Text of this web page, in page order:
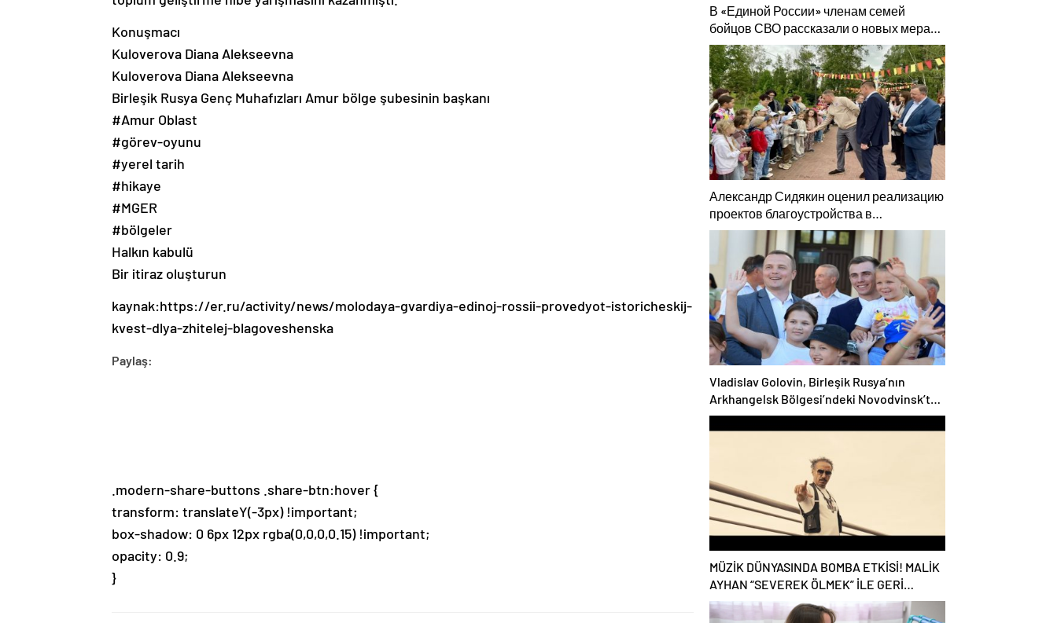
Konuşmacı
Kuloverova Diana Alekseevna
Kuloverova Diana Alekseevna
Birleşik Rusya Genç Muhafızları Amur bölge şubesinin başkanı
#Amur Oblast
#görev-oyunu
#yerel tarih
#hikaye
#‎MGER
#bölgeler
Halkın kabulü
Bir itiraz oluşturun
kaynak:https://er.ru/activity/news/molodaya-gvardiya-edinoj-rossii-provedyot-istoricheskij-
kvest-dlya-zhitelej-blagoveshenska
Paylaş:
.modern-share-buttons .share-btn:hover {
transform: translateY(-3px) !important;
box-shadow: 0 6px 12px rgba(0,0,0,0.15) !important;
opacity: 0.9;
}
В «Единой России» членам семей
бойцов СВО рассказали о новых мерах
господдержки
Александр Сидякин оценил реализацию
проектов благоустройства в
Воронежской области
Vladislav Golovin, Birleşik Rusya’nın
Arkhangelsk Bölgesi’ndeki Novodvinsk’te
çocukların ve gençlerin yaratıcılığını
desteklemeye yönelik sistemli kararlarına
MÜZİK DÜNYASINDA BOMBA ETKİSİ! MALİK
AYHAN “SEVEREK ÖLMEK” İLE GERİ
DÖNDÜ!